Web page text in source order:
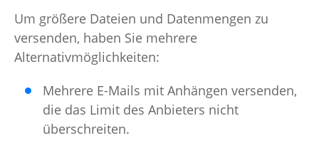
Um größere Dateien und Datenmengen zu
versenden, haben Sie mehrere
Alternativmöglichkeiten:
Mehrere E-Mails mit Anhängen versenden,
die das Limit des Anbieters nicht
überschreiten.